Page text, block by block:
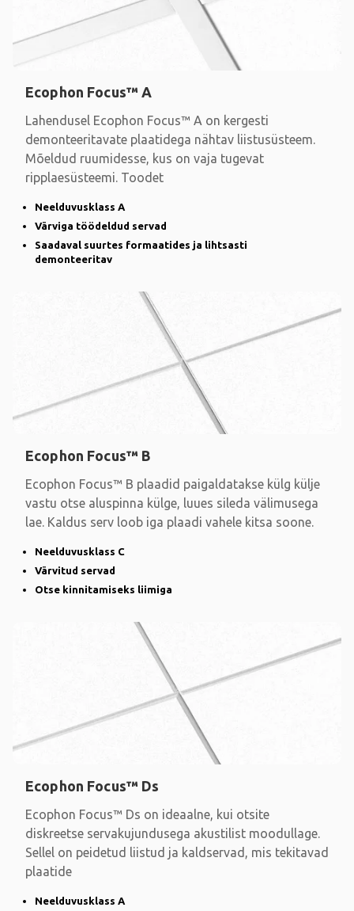
Ecophon Focus™ A
Lahendusel Ecophon Focus™ A on kergesti
demonteeritavate plaatidega nähtav liistusüsteem.
Mõeldud ruumidesse, kus on vaja tugevat
ripplaesüsteemi. Toodet
Neelduvusklass A
Värviga töödeldud servad
Saadaval suurtes formaatides ja lihtsasti
demonteeritav
Ecophon Focus™ B
Ecophon Focus™ B plaadid paigaldatakse külg külje
vastu otse aluspinna külge, luues sileda välimusega
lae. Kaldus serv loob iga plaadi vahele kitsa soone.
Neelduvusklass C
Värvitud servad
Otse kinnitamiseks liimiga
Ecophon Focus™ Ds
Ecophon Focus™ Ds on ideaalne, kui otsite
diskreetse servakujundusega akustilist moodullage.
Sellel on peidetud liistud ja kaldservad, mis tekitavad
plaatide
Neelduvusklass A